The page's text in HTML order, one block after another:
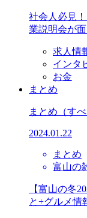
社会人必見
業説明会が面
求人情
インタ
お金
まとめ
まとめ （す
2024.01.22
まとめ
富山の
【富山の冬
と+グルメ情